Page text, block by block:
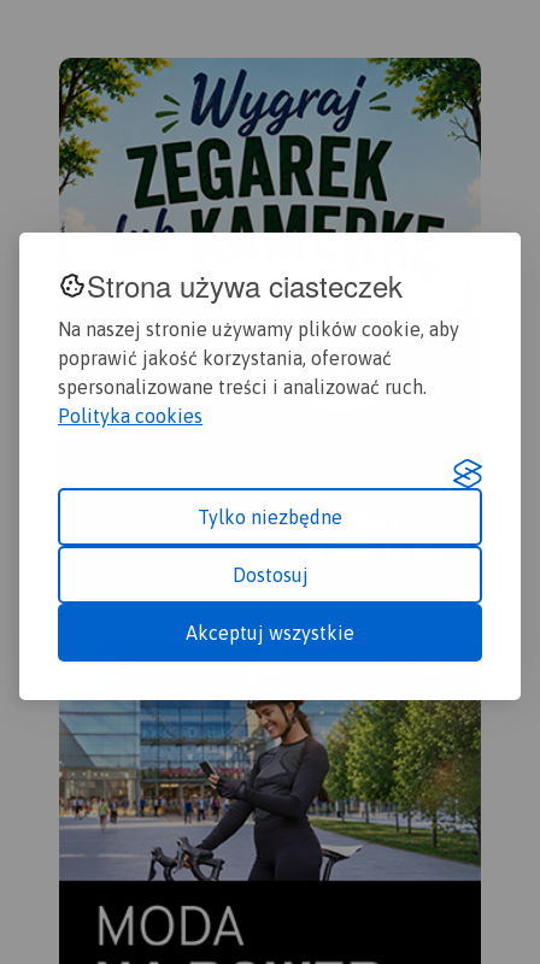
Strona używa ciasteczek
Na naszej stronie używamy plików cookie, aby
poprawić jakość korzystania, oferować
spersonalizowane treści i analizować ruch.
Polityka cookies
Tylko niezbędne
Dostosuj
Akceptuj wszystkie
turystyczne piesze i
rowerowe.